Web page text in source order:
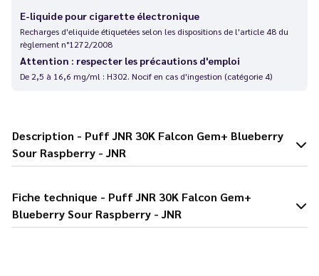
E-liquide pour cigarette électronique
Recharges d'eliquide étiquetées selon les dispositions de l'article 48 du
règlement n°1272/2008
Attention : respecter les précautions d'emploi
De 2,5 à 16,6 mg/ml : H302. Nocif en cas d'ingestion (catégorie 4)
Description - Puff JNR 30K Falcon Gem+ Blueberry
Sour Raspberry - JNR
Fiche technique - Puff JNR 30K Falcon Gem+
Blueberry Sour Raspberry - JNR